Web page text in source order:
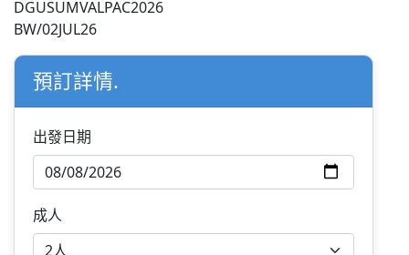
DGUSUMVALPAC2026
BW/02JUL26
預訂詳情.
出發日期
成人